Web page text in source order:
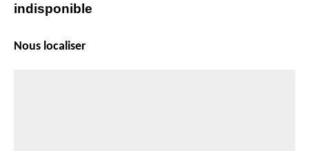
indisponible
Nous localiser